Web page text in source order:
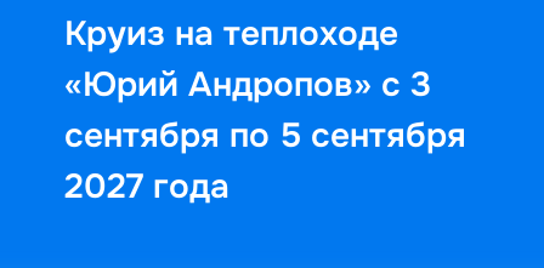
Круиз на теплоходе
«Юрий Андропов» с 3
сентября по 5 сентября
2027 года